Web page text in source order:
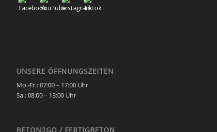
UNSERE ÖFFNUNGSZEITEN
Mo.-Fr.: 07:00 – 17:00 Uhr
Sa.:08:00 – 13:00 Uhr
BETON2GO / FERTIGBETON